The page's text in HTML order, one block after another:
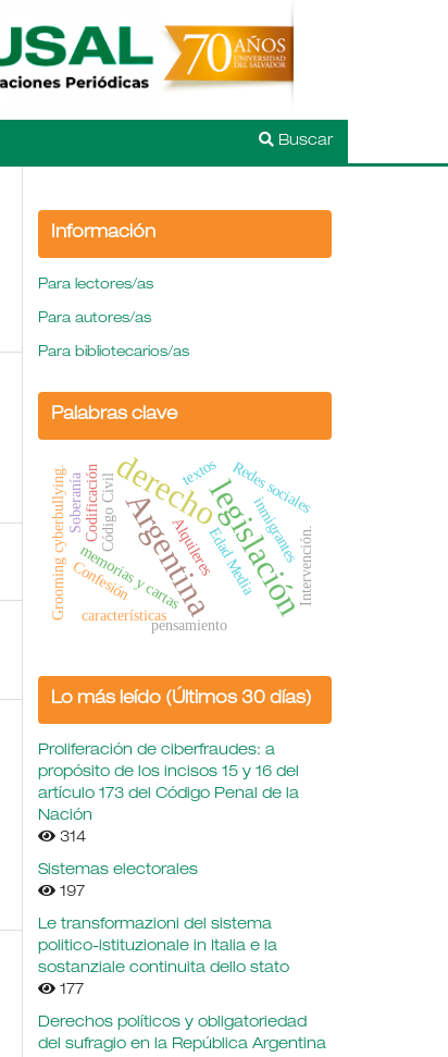
Buscar
Información
Para lectores/as
Para autores/as
Para bibliotecarios/as
Palabras clave
legislación
Argentina
derecho
memorias y cartas
pensamiento
Redes sociales
Grooming cyberbullying. Código Civil
Intervención.
Codificación
Alquileres
Confesión Edad Mediainmigrantes
características
textos
Soberanía
Lo más leído (Últimos 30 días)
Proliferación de ciberfraudes: a
propósito de los incisos 15 y 16 del
artículo 173 del Código Penal de la
Nación
314
Sistemas electorales
197
Le transformazioni del sistema
politico-istituzionale in Italia e la
sostanziale continuita dello stato
177
Derechos políticos y obligatoriedad
del sufragio en la República Argentina